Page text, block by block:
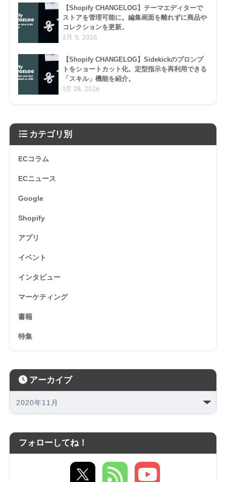
【Shopify CHANGELOG】テーマエディターで
ストアを管理可能に。編集画面を離れずに商品や
コレクションを更新。
2月 5, 2026
【Shopify CHANGELOG】Sidekickのプロンプ
トをショートカット化。定型指示を再利用できる
「スキル」機能を紹介。
1月 28, 2026
カテゴリ別
ECコラム
ECニュース
Google
Shopify
アプリ
イベント
インタビュー
マーケティング
書籍
特集
アーカイブ
フォローしてね！